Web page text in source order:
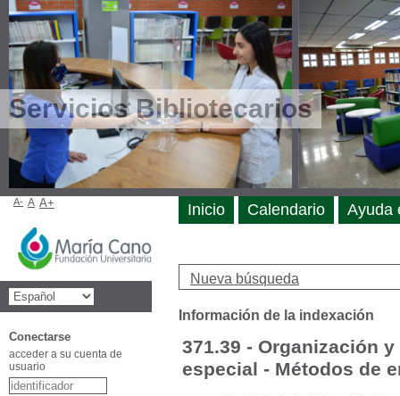
Servicios Bibliotecarios
Nueva búsqueda
Información de la indexación
371.39 - Organización
especial - Métodos de
Inicio Calendario Ayuda
A- A A+
Conectarse
acceder a su cuenta de
usuario